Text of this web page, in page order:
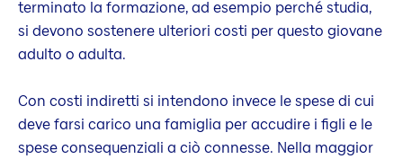
terminato la formazione, ad esempio perché studia,
si devono sostenere ulteriori costi per questo giovane
adulto o adulta.
Con costi indiretti si intendono invece le spese di cui
deve farsi carico una famiglia per accudire i figli e le
spese consequenziali a ciò connesse. Nella maggior